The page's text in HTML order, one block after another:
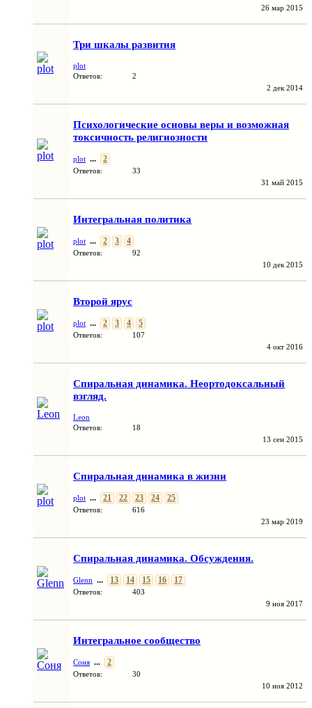
26 мар 2015
Три шкалы развития
plot
Ответов:
2
2 дек 2014
Психологические основы веры и возможная
токсичность религиозности
plot ... 2
Ответов:
33
31 май 2015
Интегральная политика
plot ... 2 3 4
Ответов:
92
10 дек 2015
Второй ярус
plot ... 2 3 4 5
Ответов:
107
4 окт 2016
Спиральная динамика. Неортодоксальный
взгляд.
Leon
Ответов:
18
13 сен 2015
Спиральная динамика в жизни
plot ... 21 22 23 24 25
Ответов:
616
23 мар 2019
Спиральная динамика. Обсуждения.
Glenn ... 13 14 15 16 17
Ответов:
403
9 ноя 2017
Интегральное сообщество
Соня ... 2
Ответов:
30
10 ноя 2012